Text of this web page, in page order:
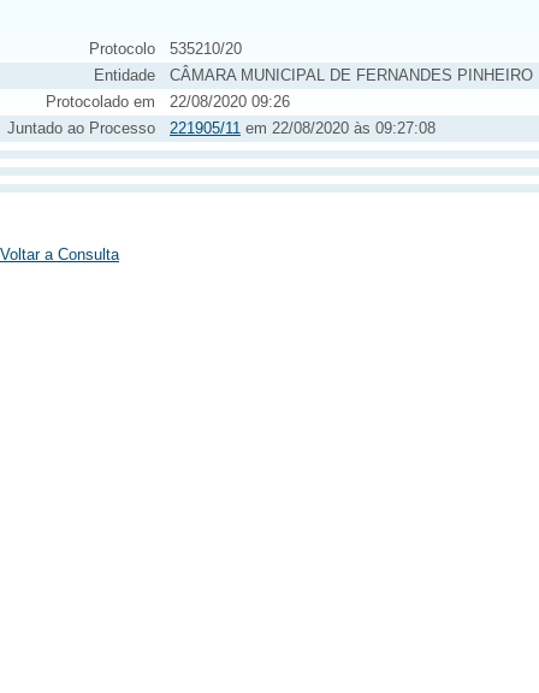
Protocolo
535210/20
Entidade
CÂMARA MUNICIPAL DE FERNANDES PINHEIRO
Protocolado em
22/08/2020 09:26
Juntado ao Processo
221905/11 em 22/08/2020 às 09:27:08
Voltar a Consulta